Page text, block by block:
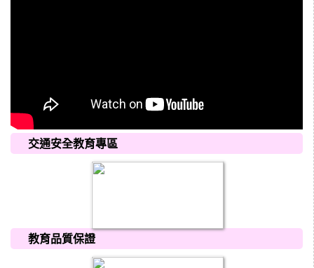
交通安全教育專區
教育品質保證